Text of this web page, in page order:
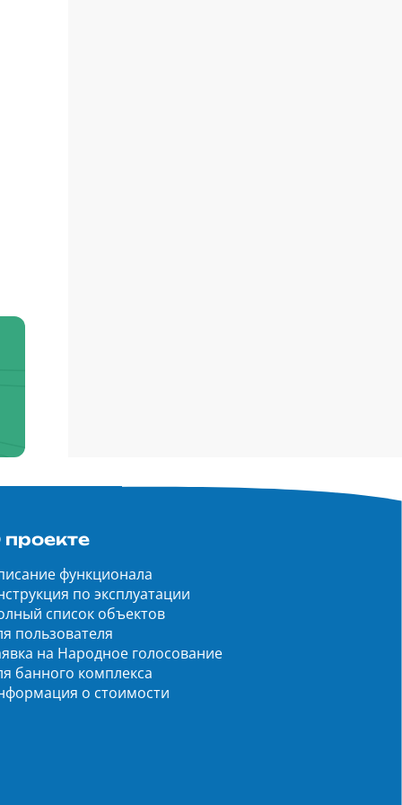
проекте
функционала
по эксплуатации
список объектов
пользователя
на Народное голосование
банного комплекса
о стоимости